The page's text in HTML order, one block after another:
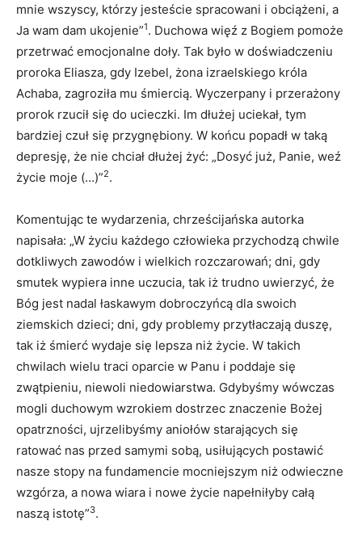
mnie wszyscy, którzy jesteście spracowani i obciążeni, a
Ja wam dam ukojenie”1. Duchowa więź z Bogiem pomoże
przetrwać emocjonalne doły. Tak było w doświadczeniu
proroka Eliasza, gdy Izebel, żona izraelskiego króla
Achaba, zagroziła mu śmiercią. Wyczerpany i przerażony
prorok rzucił się do ucieczki. Im dłużej uciekał, tym
bardziej czuł się przygnębiony. W końcu popadł w taką
depresję, że nie chciał dłużej żyć: „Dosyć już, Panie, weź
życie moje (…)”2.
Komentując te wydarzenia, chrześcijańska autorka
napisała: „W życiu każdego człowieka przychodzą chwile
dotkliwych zawodów i wielkich rozczarowań; dni, gdy
smutek wypiera inne uczucia, tak iż trudno uwierzyć, że
Bóg jest nadal łaskawym dobroczyńcą dla swoich
ziemskich dzieci; dni, gdy problemy przytłaczają duszę,
tak iż śmierć wydaje się lepsza niż życie. W takich
chwilach wielu traci oparcie w Panu i poddaje się
zwątpieniu, niewoli niedowiarstwa. Gdybyśmy wówczas
mogli duchowym wzrokiem dostrzec znaczenie Bożej
opatrzności, ujrzelibyśmy aniołów starających się
ratować nas przed samymi sobą, usiłujących postawić
nasze stopy na fundamencie mocniejszym niż odwieczne
wzgórza, a nowa wiara i nowe życie napełniłyby całą
naszą istotę”3.